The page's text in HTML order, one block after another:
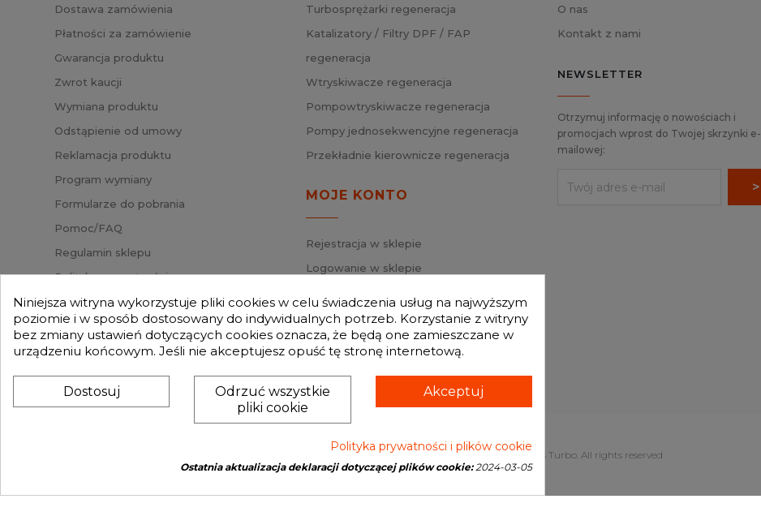
Dostawa zamówienia
Płatności za zamówienie
Gwarancja produktu
Zwrot kaucji
Wymiana produktu
Odstąpienie od umowy
Reklamacja produktu
Program wymiany
Formularze do pobrania
Pomoc/FAQ
Regulamin sklepu
Polityka prywatności
Mapa strony
Nasz Blog
Słownik pojęć
Zwroty
Turbosprężarki regeneracja
Katalizatory / Filtry DPF / FAP
regeneracja
Wtryskiwacze regeneracja
Pompowtryskiwacze regeneracja
Pompy jednosekwencyjne regeneracja
Przekładnie kierownicze regeneracja
MOJE KONTO
Rejestracja w sklepie
Logowanie w sklepie
Status zamówienia
O nas
Kontakt z nami
NEWSLETTER
Otrzymuj informację o nowościach i
promocjach wprost do Twojej skrzynki e-
mailowej:
Copyright © 2026 Genesis Turbo. All rights reserved
Niniejsza witryna wykorzystuje pliki cookies w celu świadczenia usług na najwyższym
poziomie i w sposób dostosowany do indywidualnych potrzeb. Korzystanie z witryny
bez zmiany ustawień dotyczących cookies oznacza, że będą one zamieszczane w
urządzeniu końcowym. Jeśli nie akceptujesz opuść tę stronę internetową.
Akceptuj
Odrzuć wszystkie
pliki cookie
Dostosuj
Polityka prywatności i plików cookie
Ostatnia aktualizacja deklaracji dotyczącej plików cookie:2024-03-05